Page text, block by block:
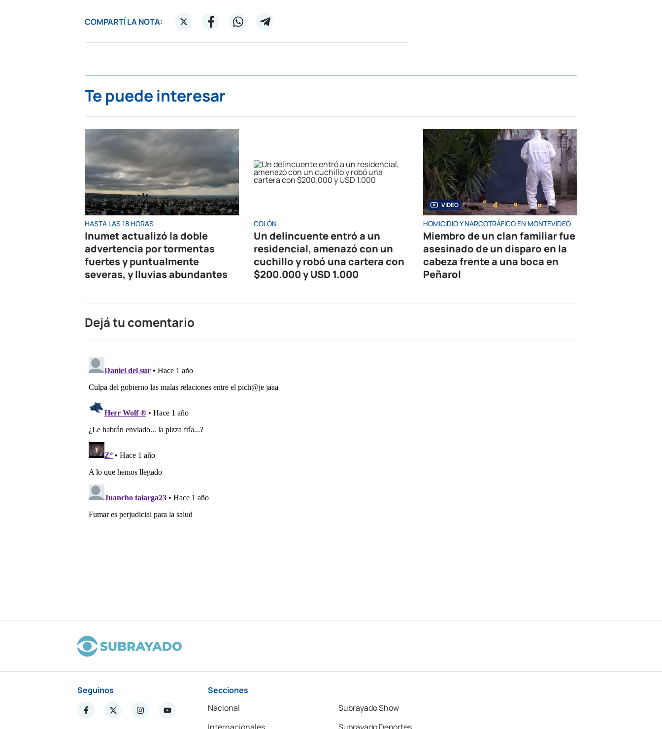
COMPARTÍ LA NOTA:
Te puede interesar
HASTA LAS 18 HORAS
Inumet actualizó la doble
advertencia por tormentas
fuertes y puntualmente
severas, y lluvias abundantes
COLÓN
Un delincuente entró a un
residencial, amenazó con un
cuchillo y robó una cartera con
$200.000 y USD 1.000
VIDEO
HOMICIDIO Y NARCOTRÁFICO EN MONTEVIDEO
Miembro de un clan familiar fue
asesinado de un disparo en la
cabeza frente a una boca en
Peñarol
Dejá tu comentario
Seguinos
Secciones
Nacional
Subrayado Show